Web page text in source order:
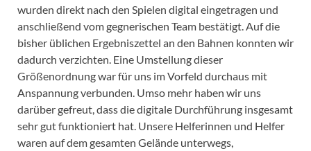
wurden direkt nach den Spielen digital eingetragen und
anschließend vom gegnerischen Team bestätigt. Auf die
bisher üblichen Ergebniszettel an den Bahnen konnten wir
dadurch verzichten. Eine Umstellung dieser
Größenordnung war für uns im Vorfeld durchaus mit
Anspannung verbunden. Umso mehr haben wir uns
darüber gefreut, dass die digitale Durchführung insgesamt
sehr gut funktioniert hat. Unsere Helferinnen und Helfer
waren auf dem gesamten Gelände unterwegs,